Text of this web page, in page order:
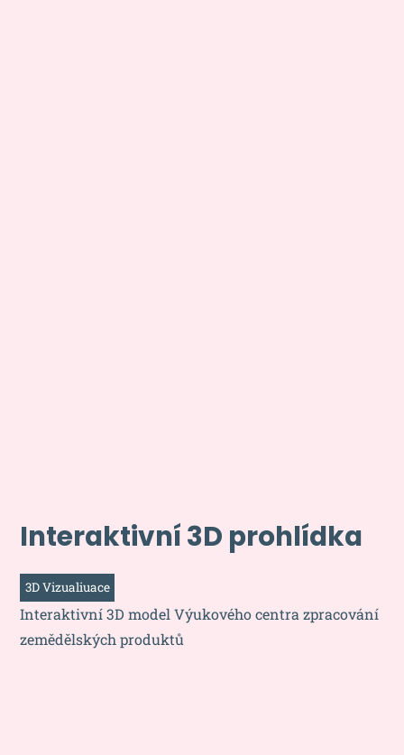
Interaktivní 3D prohlídka
3D Vizualiuace
Interaktivní 3D model Výukového centra zpracování
zemědělských produktů